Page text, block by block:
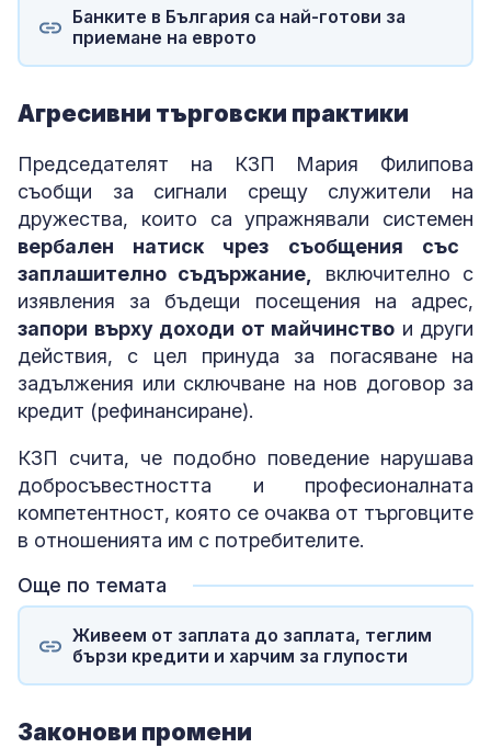
Банките в България са най-готови за
приемане на еврото
Агресивни търговски практики
Председателят на КЗП Мария Филипова
съобщи за сигнали срещу служители на
дружества, които са упражнявали системен
вербален натиск чрез съобщения със
заплашително съдържание,
включително с
изявления за бъдещи посещения на адрес,
запори върху доходи от майчинство и други
действия, с цел принуда за погасяване на
задължения или сключване на нов договор за
кредит (рефинансиране).
КЗП счита, че подобно поведение нарушава
добросъвестността и професионалната
компетентност, която се очаква от търговците
в отношенията им с потребителите.
Още по темата
Живеем от заплата до заплата, теглим
бързи кредити и харчим за глупости
Законови промени